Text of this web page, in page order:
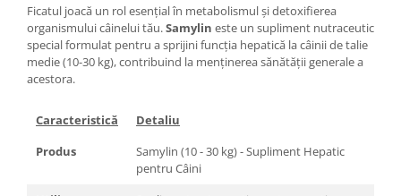
Ficatul joacă un rol esențial în metabolismul și detoxifierea
organismului câinelui tău.Samylin este un supliment nutraceutic
special formulat pentru a sprijini funcția hepatică la câinii de talie
medie (10-30 kg), contribuind la menținerea sănătății generale a
acestora.
Caracteristică
Detaliu
Produs
Samylin (10 - 30 kg) - Supliment Hepatic
pentru Câini